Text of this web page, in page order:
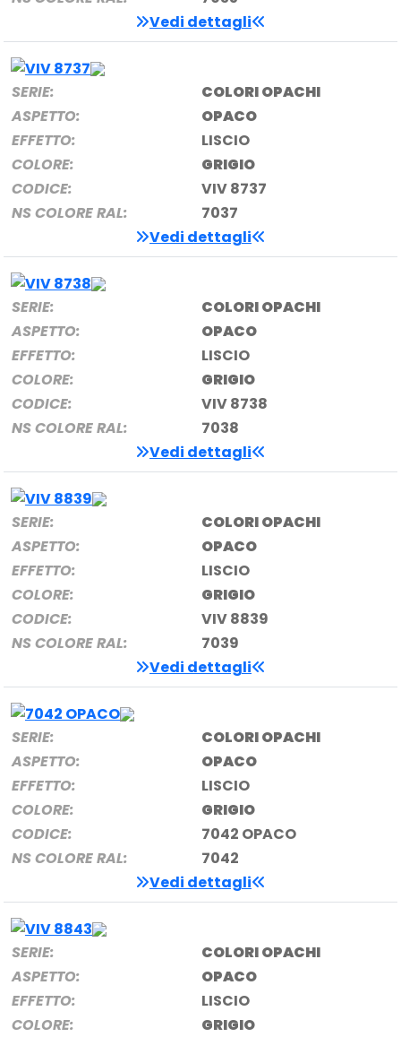
Vedi dettagli
SERIE:
COLORI OPACHI
ASPETTO:
OPACO
EFFETTO:
LISCIO
COLORE:
GRIGIO
CODICE:
VIV 8737
NS COLORE RAL:
7037
Vedi dettagli
SERIE:
COLORI OPACHI
ASPETTO:
OPACO
EFFETTO:
LISCIO
COLORE:
GRIGIO
CODICE:
VIV 8738
NS COLORE RAL:
7038
Vedi dettagli
SERIE:
COLORI OPACHI
ASPETTO:
OPACO
EFFETTO:
LISCIO
COLORE:
GRIGIO
CODICE:
VIV 8839
NS COLORE RAL:
7039
Vedi dettagli
SERIE:
COLORI OPACHI
ASPETTO:
OPACO
EFFETTO:
LISCIO
COLORE:
GRIGIO
CODICE:
7042 OPACO
NS COLORE RAL:
7042
Vedi dettagli
SERIE:
COLORI OPACHI
ASPETTO:
OPACO
EFFETTO:
LISCIO
COLORE:
GRIGIO